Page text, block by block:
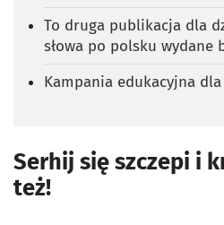
To druga publikacja dla
słowa po polsku wydane
Kampania edukacyjna
Serhij się szczepi i
też!